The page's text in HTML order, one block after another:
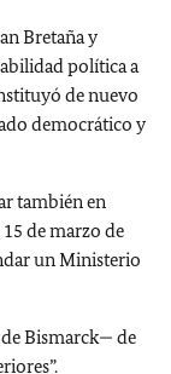
Bretaña y
política a
de nuevo
democrático y
también en
de marzo de
un Ministerio
Bismarck— de